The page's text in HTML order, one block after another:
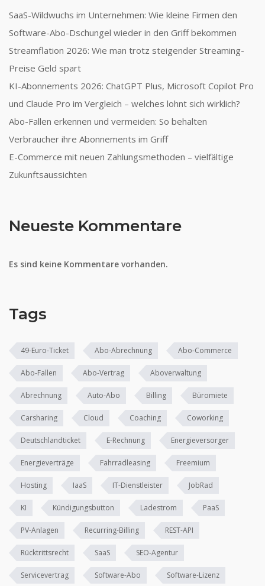
SaaS-Wildwuchs im Unternehmen: Wie kleine Firmen den
Software-Abo-Dschungel wieder in den Griff bekommen
Streamflation 2026: Wie man trotz steigender Streaming-
Preise Geld spart
KI-Abonnements 2026: ChatGPT Plus, Microsoft Copilot Pro
und Claude Pro im Vergleich – welches lohnt sich wirklich?
Abo-Fallen erkennen und vermeiden: So behalten
Verbraucher ihre Abonnements im Griff
E-Commerce mit neuen Zahlungsmethoden – vielfältige
Zukunftsaussichten
Neueste Kommentare
Es sind keine Kommentare vorhanden.
Tags
49-Euro-Ticket Abo-Abrechnung Abo-Commerce
Abo-Fallen Abo-Vertrag Aboverwaltung
Abrechnung Auto-Abo Billing Büromiete
Carsharing Cloud Coaching Coworking
Deutschlandticket E-Rechnung Energieversorger
Energieverträge Fahrradleasing Freemium
Hosting IaaS IT-Dienstleister JobRad
KI Kündigungsbutton Ladestrom PaaS
PV-Anlagen Recurring-Billing REST-API
Rücktrittsrecht SaaS SEO-Agentur
Servicevertrag Software-Abo Software-Lizenz